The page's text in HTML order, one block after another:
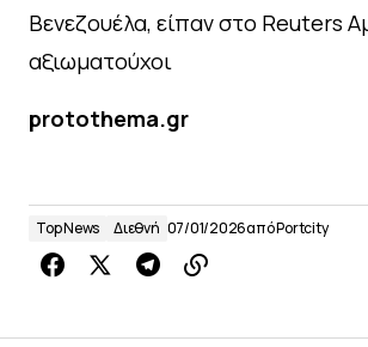
Βενεζουέλα, είπαν στο Reuters
αξιωματούχοι
protothema.gr
Top News Διεθνή 07/01/2026απόPortcity